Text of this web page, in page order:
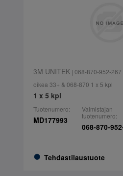
3M UNITEK| 068-870-952-267
oikea 33+ & 068-870 1 x 5 kpl
1 x 5 kpl
Tuotenumero:
MD177993
Tehdastilaustuote
Valmistajan
tuotenumero:
068-870-